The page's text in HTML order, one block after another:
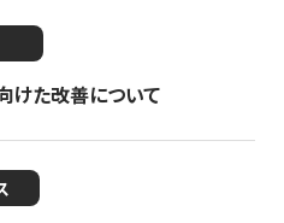
けた改善について